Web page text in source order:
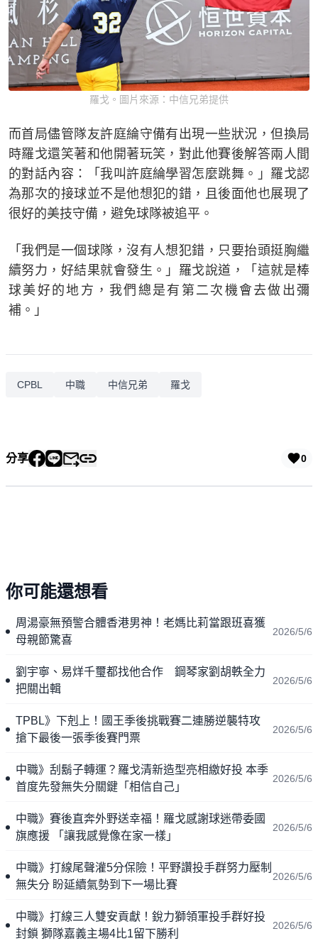
羅戈。圖片來源：中信兄弟提供
而首局儘管隊友許庭綸守備有出現一些狀況，但換局
時羅戈還笑著和他開著玩笑，對此他賽後解答兩人間
的對話內容：「我叫許庭綸學習怎麼跳舞。」羅戈認
為那次的接球並不是他想犯的錯，且後面他也展現了
很好的美技守備，避免球隊被追平。
「我們是一個球隊，沒有人想犯錯，只要抬頭挺胸繼
續努力，好結果就會發生。」羅戈說道，「這就是棒
球美好的地方，我們總是有第二次機會去做出彌
補。」
CPBL 中職 中信兄弟 羅戈
分享 0
你可能還想看
周湯豪無預警合體香港男神！老媽比莉當跟班喜獲
母親節驚喜
2026/5/6
劉宇寧、易烊千璽都找他合作 鋼琴家劉胡軼全力
把關出輯
2026/5/6
TPBL》下剋上！國王季後挑戰賽二連勝逆襲特攻
搶下最後一張季後賽門票
2026/5/6
中職》刮鬍子轉運？羅戈清新造型亮相繳好投 本季
首度先發無失分關鍵「相信自己」
2026/5/6
中職》賽後直奔外野送幸福！羅戈感謝球迷帶委國
旗應援 「讓我感覺像在家一樣」
2026/5/6
中職》打線尾聲灌5分保險！平野讚投手群努力壓制
無失分 盼延續氣勢到下一場比賽
2026/5/6
中職》打線三人雙安貢獻！銳力獅領軍投手群好投
封鎖 獅隊嘉義主場4比1留下勝利
2026/5/6